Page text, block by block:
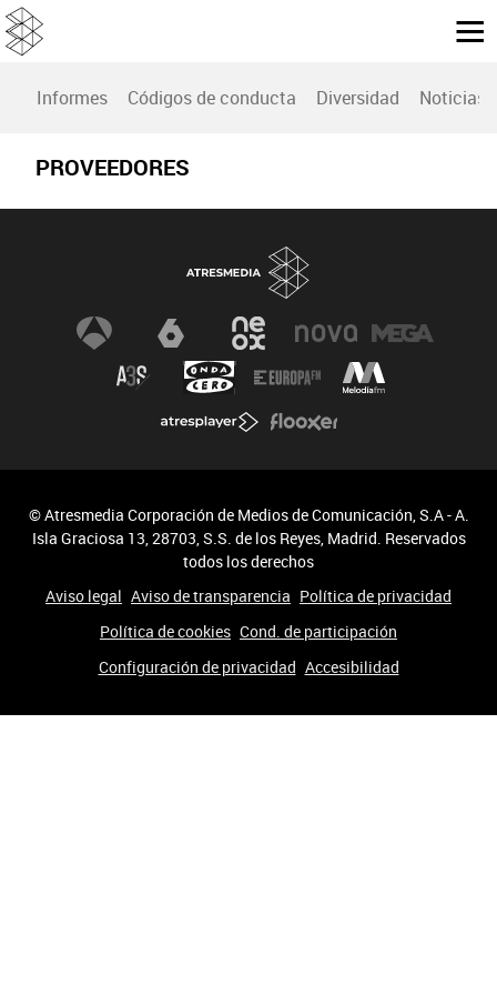
Informes Códigos de conducta Diversidad Noticias
PROVEEDORES
© Atresmedia Corporación de Medios de Comunicación, S.A - A.
Isla Graciosa 13, 28703, S.S. de los Reyes, Madrid. Reservados
todos los derechos
Aviso legal Aviso de transparencia Política de privacidad
Política de cookies Cond. de participación
Configuración de privacidad Accesibilidad